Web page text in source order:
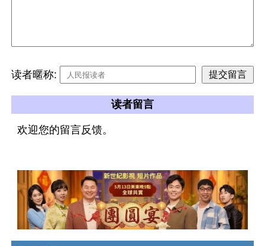
读者暱称:
读者留言
欢迎您的留言反馈。